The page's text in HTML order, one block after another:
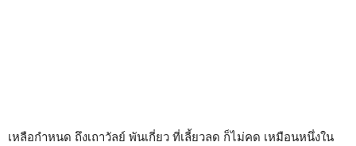
เหลือกำหนด ถึงเถาวัลย์ พันเกี่ยว ที่เลี้ยวลด ก็ไม่คด เหมือนหนึ่งใน